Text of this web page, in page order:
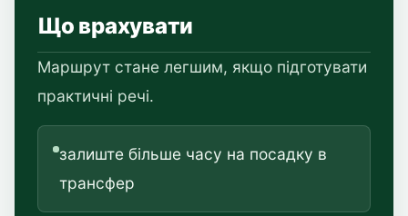
Що врахувати
Маршрут стане легшим, якщо підготувати
практичні речі.
залиште більше часу на посадку в
трансфер